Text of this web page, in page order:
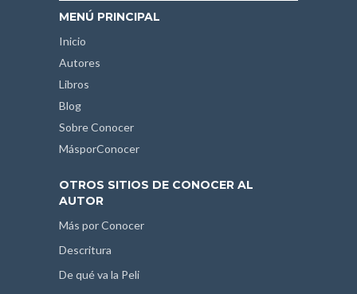
MENÚ PRINCIPAL
Inicio
Autores
Libros
Blog
Sobre Conocer
MásporConocer
OTROS SITIOS DE CONOCER AL
AUTOR
Más por Conocer
Descritura
De qué va la Peli